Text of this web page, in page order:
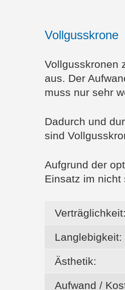
Vollgusskrone
Vollgusskronen
aus. Der
muss nur sehr
Dadurch und
sind
Aufgrund der
Einsatz im nicht
Verträglichkeit:
Langlebigkeit:
Ästhetik:
Aufwand /